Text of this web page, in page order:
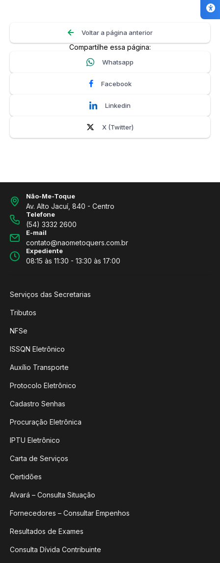
Voltar a página anterior
Compartilhe essa página:
Whatsapp
Facebook
Linkedin
X (Twitter)
Não-Me-Toque
Av. Alto Jacuí, 840 - Centro
Telefone
(54) 3332 2600
E-mail
contato@naometoquers.com.br
Expediente
08:15 às 11:30 - 13:30 às 17:00
Serviços das Secretarias
Tributos
NFSe
ISSQN Eletrônico
Auxílio Transporte
Protocolo Eletrônico
Cadastro Senhas
Procuração Eletrônica
IPTU Eletrônico
Carta de Serviços
Certidões
Alvará – Consulta Situação
Fornecedores – Consultar Empenhos
Resultados de Exames
Consulta Dívida Contribuinte